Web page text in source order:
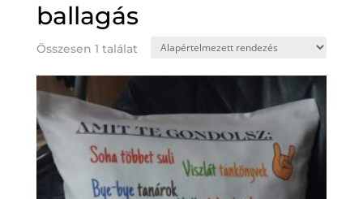
ballagás
Összesen 1 találat